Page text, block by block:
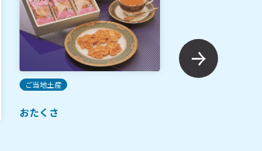
ご当地土産
おたくさ